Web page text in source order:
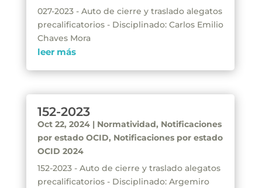
027-2023 - Auto de cierre y traslado alegatos
precalificatorios - Disciplinado: Carlos Emilio
Chaves Mora
leer más
152-2023
Oct 22, 2024| Normatividad, Notificaciones
por estado OCID, Notificaciones por estado
OCID 2024
152-2023 - Auto de cierre y traslado alegatos
precalificatorios - Disciplinado: Argemiro